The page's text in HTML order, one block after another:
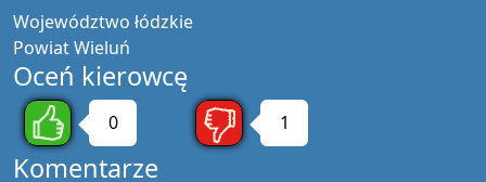
Województwo łódzkie
PowiatWieluń
Oceń kierowcę
0 1
Komentarze